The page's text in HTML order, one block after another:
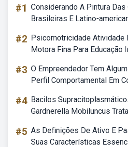
#1 Considerando A Pintura
Brasileiras E Latino-
#2 Psicomotricidade Atividade
Motora Fina Para Educação
#3 O Empreendedor Tem
Perfil Comportamental Em
#4 Bacilos
Gardnerella Mobiluncus
#5 As Definições De Ativo E
Suas Características